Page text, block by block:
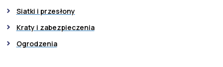
Siatki i przesłony
Kraty i zabezpieczenia
Ogrodzenia